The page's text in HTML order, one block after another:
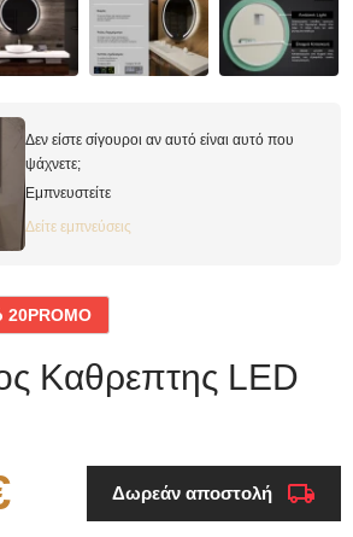
Δεν είστε σίγουροι αν αυτό είναι αυτό που
ψάχνετε;
Εμπνευστείτε
Δείτε εμπνεύσεις
20PROMO
Καθρεπτης LED
Δωρεάν αποστολή